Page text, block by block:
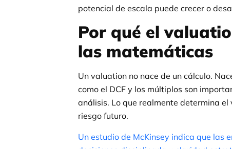
potencial de escala puede crecer o
Por qué el
las matemáticas
Un valuation no nace de un cálculo.
como el DCF y los múltiplos son
análisis. Lo que realmente determina
riesgo futuro.
Un estudio de McKinsey indica que las